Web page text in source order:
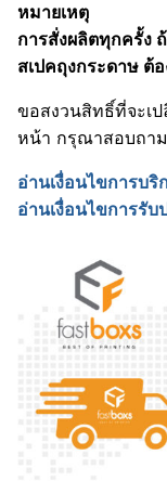
หมายเหตุ
การสั่งผลิตทุกครั้ง
สเปคถุงกระดาษ ต้
ขอสงวนสิทธิ์ที่จะเ
หน้า กรุณาสอบถา
อ่านเงื่อนไขการบริ
อ่านเงื่อนไขการรับ